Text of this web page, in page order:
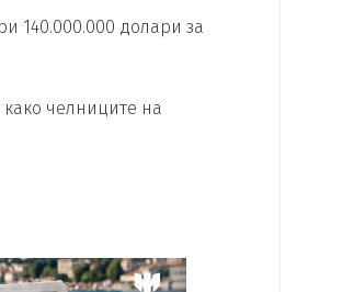
140.000.000 долари за
челниците на